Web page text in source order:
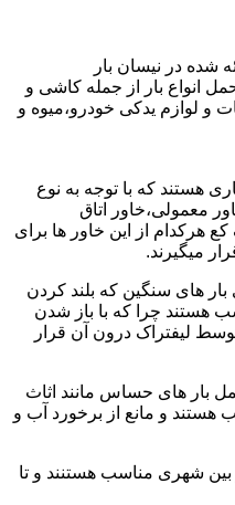
شده در نیسان بار
انواع بار از جمله کاشی و
و لوازم یدکی خودرو،میوه و
هستند که با توجه به نوع
معمولی،خاور اتاق
هرکدام از این خاور ها برای
میگیرند.
بار های سنگین که بلند کردن
هستند چرا که با باز شدن
لیفتراک درون آن قرار
بار های حساس مانند اثاث
هستند و مانع از برخورد آب و
شهری مناسب هستنند و تا